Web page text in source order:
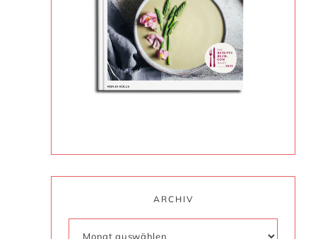
ARCHIV